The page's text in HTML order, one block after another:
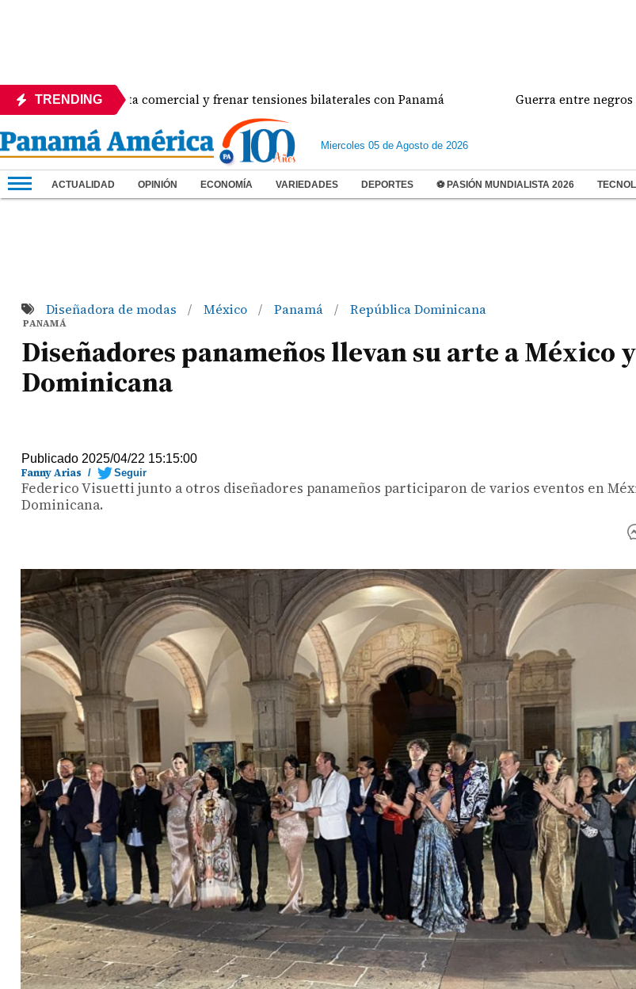
TRENDING
disputa comercial y frenar tensiones bilaterales con Panamá Guerra entre negros y
Miercoles 05 de Agosto de 2026
ACTUALIDAD OPINIÓN ECONOMÍA VARIEDADES DEPORTES ⚽ PASIÓN MUNDIALISTA 2026
Diseñadora de modas / México / Panamá / República Dominicana
PANAMÁ
Diseñadores panameños llevan su arte a México
Dominicana
Publicado 2025/04/22 15:15:00
Fanny Arias / Seguir
Federico Visuetti junto a otros diseñadores panameños participaron de varios eventos en
Dominicana.